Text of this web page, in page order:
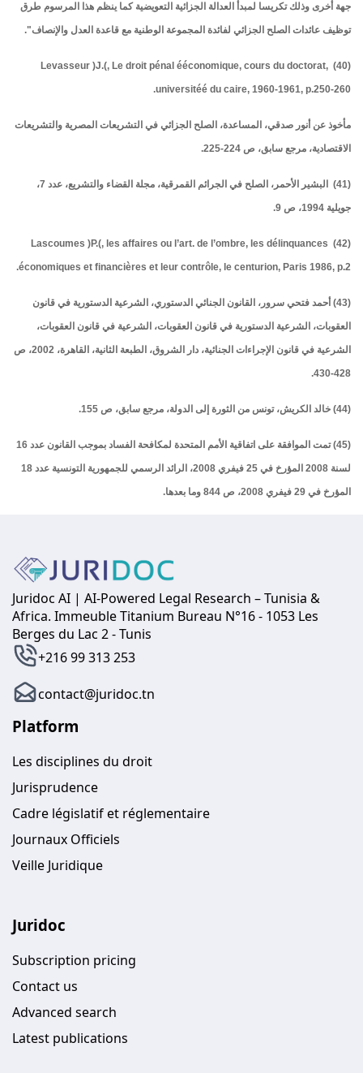
جهة أخرى وذلك تكريسا لمبدأ العدالة الجزائية التعويضية كما ينظم هذا المرسوم طرق
توظيف عائدات الصلح الجزائي لفائدة المجموعة الوطنية مع قاعدة العدل والإنصاف".
(40) Levasseur )J.(, Le droit pénal ééconomique, cours du doctorat,
universitéé du caire, 1960-1961, p.250-260.
مأخوذ عن أنور صدقي، المساعدة، الصلح الجزائي في التشريعات المصرية والتشريعات
الاقتصادية، مرجع سابق، ص 224-225.
(41) البشير الأحمر، الصلح في الجرائم القمرقية، مجلة القضاء والتشريع، عدد 7،
جويلية 1994، ص 9.
(42) Lascoumes )P.(, les affaires ou l’art. de l’ombre, les délinquances
économiques et financières et leur contrôle, le centurion, Paris 1986, p.2.
(43) أحمد فتحي سرور، القانون الجنائي الدستوري، الشرعية الدستورية في قانون
العقوبات، الشرعية الدستورية في قانون العقوبات، الشرعية في قانون العقوبات،
الشرعية في قانون الإجراءات الجنائية، دار الشروق، الطبعة الثانية، القاهرة، 2002، ص
428-430.
(44) خالد الكريش، تونس من الثورة إلى الدولة، مرجع سابق، ص 155.
(45) تمت الموافقة على اتفاقية الأمم المتحدة لمكافحة الفساد بموجب القانون عدد 16
لسنة 2008 المؤرخ في 25 فيفري 2008، الرائد الرسمي للجمهورية التونسية عدد 18
المؤرخ في 29 فيفري 2008، ص 844 وما بعدها.
Juridoc AI | AI-Powered Legal Research – Tunisia &
Africa. Immeuble Titanium Bureau N°16 - 1053 Les
Berges du Lac 2 - Tunis
+216 99 313 253
contact@juridoc.tn
Platform
Les disciplines du droit
Jurisprudence
Cadre législatif et réglementaire
Journaux Officiels
Veille Juridique
Juridoc
Subscription pricing
Contact us
Advanced search
Latest publications